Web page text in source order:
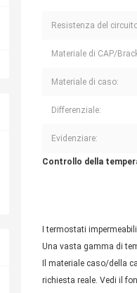
Resistenza del
Materiale di CAP/
Materiale di caso:
Differenziale:
Evidenziare:
Controllo della
I termostati
Una vasta gamma di
Il materiale caso/della
richiesta reale. Vedi il